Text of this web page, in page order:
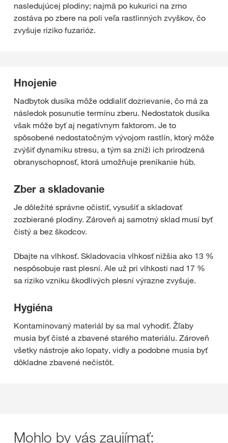
nasledujúcej plodiny; najmä po kukurici na zrno
zostáva po zbere na poli veľa rastlinných zvyškov, čo
zvyšuje riziko fuzarióz.
Hnojenie
Nadbytok dusíka môže oddialiť dozrievanie, čo má za
následok posunutie termínu zberu. Nedostatok dusíka
však môže byť aj negatívnym faktorom. Je to
spôsobené nedostatočným vývojom rastlín, ktorý môže
zvýšiť dynamiku stresu, a tým sa zníži ich prirodzená
obranyschopnosť, ktorá umožňuje prenikanie húb.
Zber a skladovanie
Je dôležité správne očistiť, vysušiť a skladovať
zozbierané plodiny. Zároveň aj samotný sklad musí byť
čistý a bez škodcov.
Dbajte na vlhkosť. Skladovacia vlhkosť nižšia ako 13 %
nespôsobuje rast plesní. Ale už pri vlhkosti nad 17 %
sa riziko vzniku škodlivých plesní výrazne zvyšuje.
Hygiéna
Kontaminovaný materiál by sa mal vyhodiť. Žľaby
musia byť čisté a zbavené starého materiálu. Zároveň
všetky nástroje ako lopaty, vidly a podobne musia byť
dôkladne zbavené nečistôt.
Mohlo by vás zaujímať: